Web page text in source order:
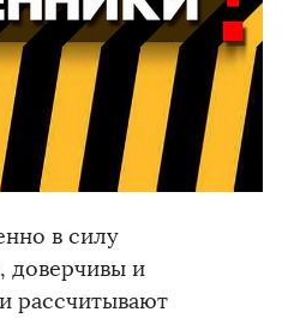
в силу
доверчивы и
рассчитывают